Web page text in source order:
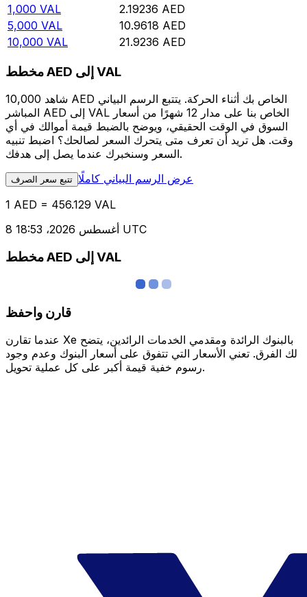
1,000 VAL 2.19236 AED
5,000 VAL 10.9618 AED
10,000 VAL 21.9236 AED
مخطط AED إلى VAL
شاهد 10,000 AED الخاص بك أثناء الحركة. يتتبع الرسم البياني
المباشر AED إلى VAL الخاص بنا على مدار 12 شهرًا من أسعار
السوق في الوقت الحقيقي، ويوضح بالضبط قيمة أموالك في أي
وقت. هل تريد أن تعرف متى يتحرك السعر لصالحك؟ اضبط تنبيه
السعر وسنخبرك عندما يصل إلى هدفك.
تتبع سعر الصرف عرض الرسم البياني كاملًا
1 AED = 456.129 VAL
8 أغسطس 2026، 18:53 UTC
مخطط AED إلى VAL
قارن واحفظ
عندما تقارن Xe بالبنوك الرائدة ومقدمي الخدمات الرائدين، يتضح
لك الفرق. تعني الأسعار التي تتفوق على أسعار البنوك وعدم وجود
رسوم خفية قيمة أكبر على كل عملية تحويل.